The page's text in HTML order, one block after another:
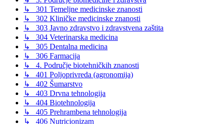
↳ 301 Temeljne medicinske znanosti
↳ 302 Kliničke medicinske znanosti
↳ 303 Javno zdravstvo i zdravstvena zaštita
↳ 304 Veterinarska medicina
↳ 305 Dentalna medicina
↳ 306 Farmacija
↳ 4. Područje biotehničkih znanosti
↳ 401 Poljoprivreda (agronomija)
↳ 402 Šumarstvo
↳ 403 Drvna tehnologija
↳ 404 Biotehnologija
↳ 405 Prehrambena tehnologija
↳ 406 Nutricionizam